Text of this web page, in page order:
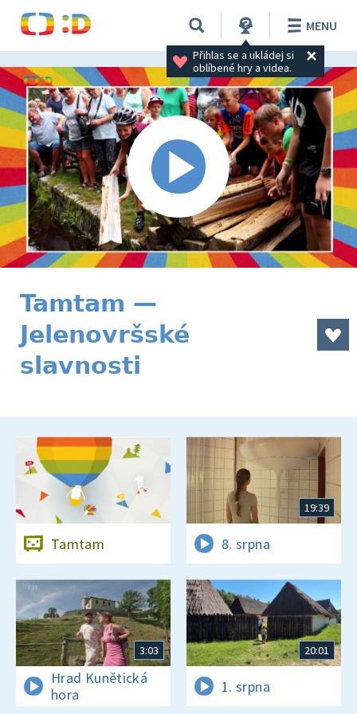
Přihlas se a ukládej si
oblíbené hry a videa.
MENU
Tamtam —
Jelenovršské
slavnosti
Tamtam
19:39
8. srpna
3:03
Hrad Kunětická
hora
20:01
1. srpna